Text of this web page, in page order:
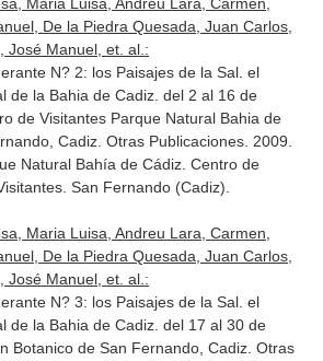
De la Piedra Quesada, Juan Carlos,
José Manuel, et. al.:
N? 2: los Paisajes de la Sal. el
de la Bahia de Cadiz. del 2 al 16 de
de Visitantes Parque Natural Bahia de
Cadiz. Otras Publicaciones. 2009.
Natural Bahía de Cádiz. Centro de
San Fernando (Cadiz).
Maria Luisa, Andreu Lara, Carmen,
De la Piedra Quesada, Juan Carlos,
José Manuel, et. al.:
N? 3: los Paisajes de la Sal. el
de la Bahia de Cadiz. del 17 al 30 de
Botanico de San Fernando, Cadiz. Otras